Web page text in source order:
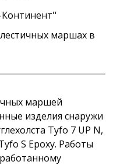
маршах в
маршей
изделия снаружи
Tyfo 7 UP N,
S Epoxy. Работы